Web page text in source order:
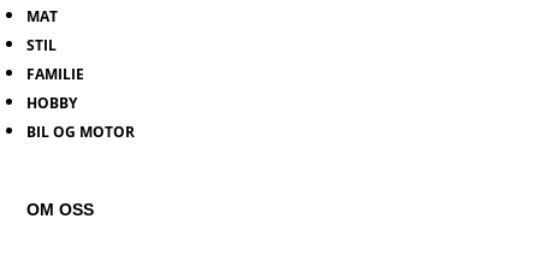
MAT
STIL
FAMILIE
HOBBY
BIL OG MOTOR
OM OSS